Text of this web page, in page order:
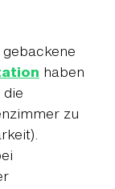
haben
die
zu